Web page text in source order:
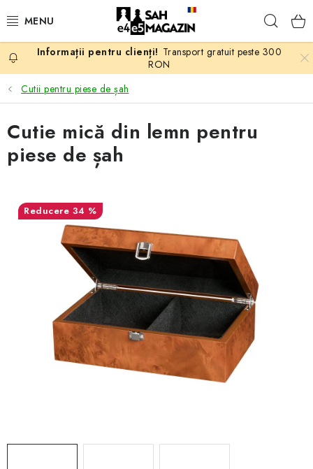
PROMOTII
ȘAH
PIESE DE ȘAH
CEAS DE ȘAH
CĂRȚI DE ȘAH
ȘAH ONLINE
MERCH ȘAH
Transport gratuit peste 300
RON
Cutii pentru piese de șah
Cutie mică din lemn pentru
piese de șah
34 %